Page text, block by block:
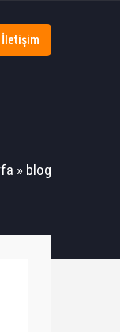
İletişim
» blog